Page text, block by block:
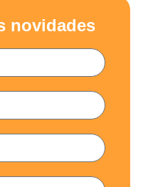
novidades